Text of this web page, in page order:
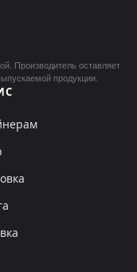
Производитель оставляет
продукции.